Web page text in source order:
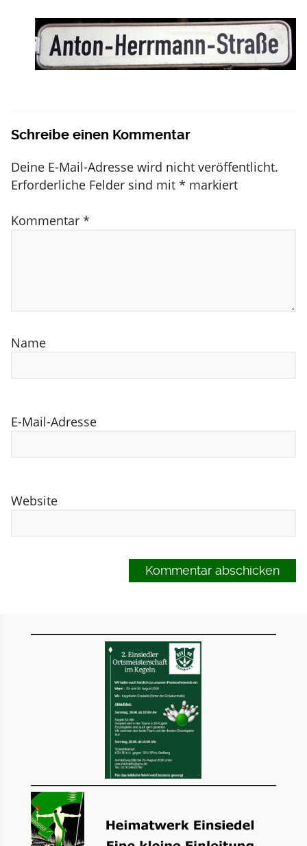
Schreibe einen Kommentar
Deine E-Mail-Adresse wird nicht veröffentlicht.
Erforderliche Felder sind mit * markiert
Kommentar *
Name
E-Mail-Adresse
Website